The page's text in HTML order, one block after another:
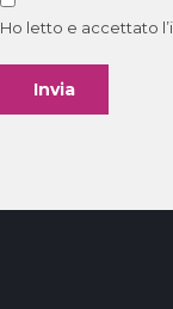
Ho letto e accettato